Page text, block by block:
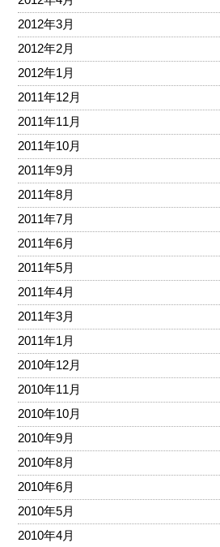
2012年3月
2012年2月
2012年1月
2011年12月
2011年11月
2011年10月
2011年9月
2011年8月
2011年7月
2011年6月
2011年5月
2011年4月
2011年3月
2011年1月
2010年12月
2010年11月
2010年10月
2010年9月
2010年8月
2010年6月
2010年5月
2010年4月